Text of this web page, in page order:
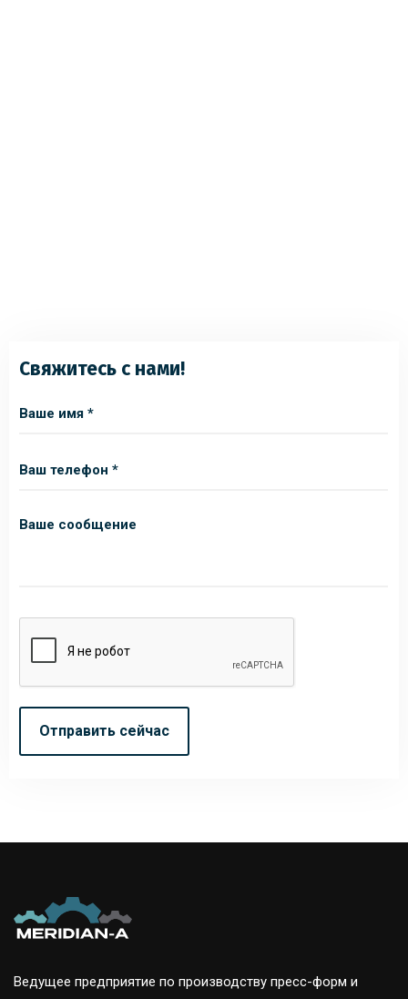
Свяжитесь с нами!
Ведущее предприятие по производству пресс-форм и